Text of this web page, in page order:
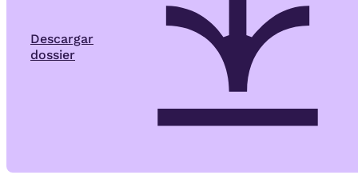
Descargar
dossier